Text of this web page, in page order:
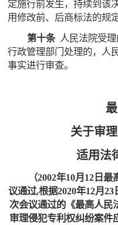
定施行前发生，持续到该
用修改前、后商标法的规定
第十条 人民法院受
行政管理部门处理的，人
事实进行审查。
关于审
适用法
（2002年10月12日
议通过,根据2020年12月
次会议通过的《最高人民
审理侵犯专利权纠纷案件